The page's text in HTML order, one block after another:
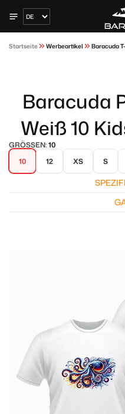
Startseite Werbeartikel Baracuda
Baracuda
Weiß 10
GRÖSSEN:10
10
12 XS S